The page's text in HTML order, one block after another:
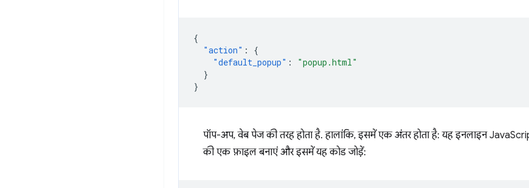
{
"action" :
{
"default_popup" :
"popup.html"
}
}
पॉप-अप, वेब पेज की तरह होता है. हालांकि, इसमें एक अंतर होता है: यह इनलाइन
की एक फ़ाइल बनाएं और इसमें यह कोड जोड़ें: